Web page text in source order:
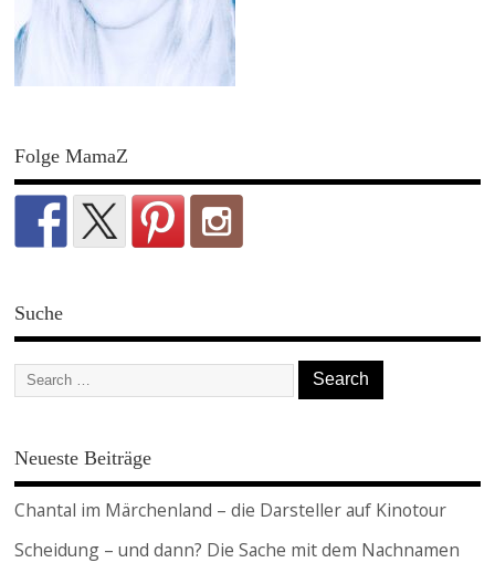
Folge MamaZ
Suche
Neueste Beiträge
Chantal im Märchenland – die Darsteller auf Kinotour
Scheidung – und dann? Die Sache mit dem Nachnamen